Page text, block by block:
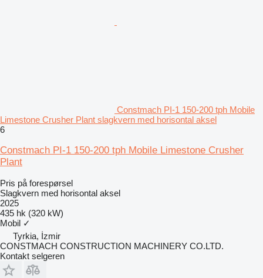
Constmach PI-1 150-200 tph Mobile
Limestone Crusher Plant slagkvern med horisontal aksel
6
Constmach PI-1 150-200 tph Mobile Limestone Crusher
Plant
Pris på forespørsel
Slagkvern med horisontal aksel
2025
435 hk (320 kW)
Mobil ✓
Tyrkia, İzmir
CONSTMACH CONSTRUCTION MACHINERY CO.LTD.
Kontakt selgeren